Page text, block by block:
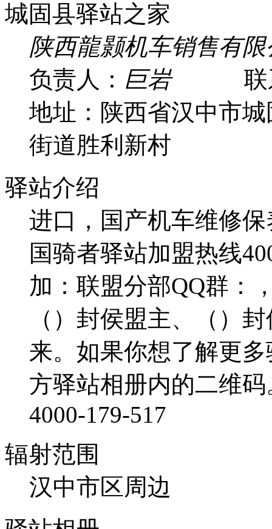
城固县驿站之家
陕西龍颢机车销售有限
负责人： 巨岩联系
地址：陕西省汉中市
街道胜利新村
驿站介绍
进口，国产机车维修
国骑者驿站加盟热线
加：联盟分部QQ群：
（）封侯盟主、（）
来。如果你想了解更
方驿站相册内的二维
4000-179-517
辐射范围
汉中市区周边